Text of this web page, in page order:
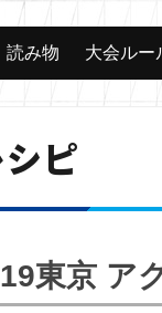
読み物 大会ルー
ピ
東京 ア